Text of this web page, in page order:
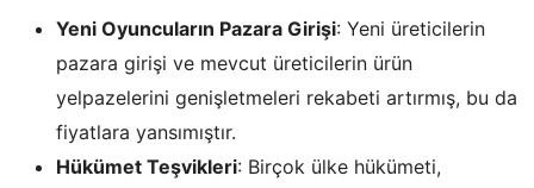
Yeni Oyuncuların Pazara Girişi: Yeni üreticilerin
pazara girişi ve mevcut üreticilerin ürün
yelpazelerini genişletmeleri rekabeti artırmış, bu da
fiyatlara yansımıştır.
Hükümet Teşvikleri: Birçok ülke hükümeti,